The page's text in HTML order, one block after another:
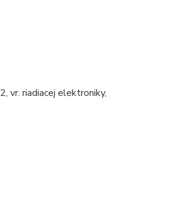
vr. riadiacej elektroniky,